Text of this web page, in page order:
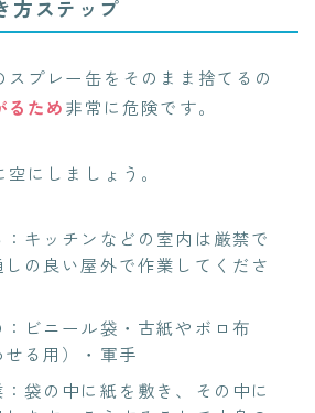
方ステップ
スプレー缶をそのまま捨てるの
るため非常に危険です。
にしましょう。
キッチンなどの室内は厳禁で
の良い屋外で作業してくださ
ビニール袋・古紙やボロ布
せる用）・軍手
袋の中に紙を敷き、その中に